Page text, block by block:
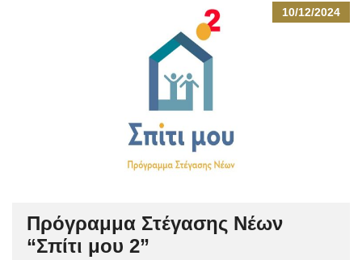
10/12/2024
Πρόγραμμα Στέγασης Νέων
“Σπίτι μου 2”